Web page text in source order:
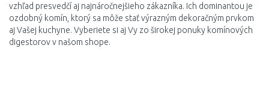
vzhľad presvedčí aj najnáročnejšieho zákazníka. Ich dominantou je
ozdobný komín ktorý sa môže staťvýrazným dekoračným prvkom
aj Vašej kuchyne. Vyberiete si aj Vy zo širokej ponuky komínových
digestorovv našom shope.